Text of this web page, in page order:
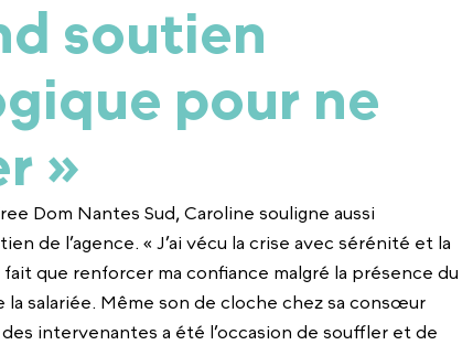
soutien
pour ne
»
Dom Nantes Sud, Caroline souligne aussi
de l’agence. « J’ai vécu la crise avec sérénité et la
que renforcer ma confiance malgré la présence du
la salariée. Même son de cloche chez sa consœur
intervenantes a été l’occasion de souffler et de